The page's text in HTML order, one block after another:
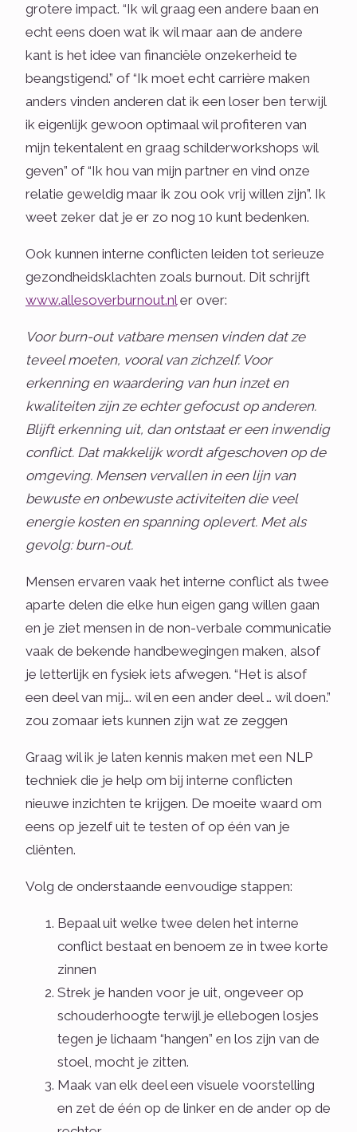
grotere impact. “Ik wil graag een andere baan en
echt eens doen wat ik wil maar aan de andere
kant is het idee van financiële onzekerheid te
beangstigend.” of “Ik moet echt carrière maken
anders vinden anderen dat ik een loser ben terwijl
ik eigenlijk gewoon optimaal wil profiteren van
mijn tekentalent en graag schilderworkshops wil
geven” of “Ik hou van mijn partner en vind onze
relatie geweldig maar ik zou ook vrij willen zijn”. Ik
weet zeker dat je er zo nog 10 kunt bedenken.
Ook kunnen interne conflicten leiden tot serieuze
gezondheidsklachten zoals burnout. Dit schrijft
www.allesoverburnout.nler over:
Voor burn-out vatbare mensen vinden dat ze
teveel moeten, vooral van zichzelf. Voor
erkenning en waardering van hun inzet en
kwaliteiten zijn ze echter gefocust op anderen.
Blijft erkenning uit, dan ontstaat er een inwendig
conflict. Dat makkelijk wordt afgeschoven op de
omgeving. Mensen vervallen in een lijn van
bewuste en onbewuste activiteiten die veel
energie kosten en spanning oplevert. Met als
gevolg: burn-out.
Mensen ervaren vaak het interne conflict als twee
aparte delen die elke hun eigen gang willen gaan
en je ziet mensen in de non-verbale communicatie
vaak de bekende handbewegingen maken, alsof
je letterlijk en fysiek iets afwegen. “Het is alsof
een deel van mij…. wil en een ander deel … wil doen.”
zou zomaar iets kunnen zijn wat ze zeggen
Graag wil ik je laten kennis maken met een NLP
techniek die je help om bij interne conflicten
nieuwe inzichten te krijgen. De moeite waard om
eens op jezelf uit te testen of op één van je
cliënten.
Volg de onderstaande eenvoudige stappen:
Bepaal uit welke twee delen het interne
conflict bestaat en benoem ze in twee korte
zinnen
Strek je handen voor je uit, ongeveer op
schouderhoogte terwijl je ellebogen losjes
tegen je lichaam “hangen” en los zijn van de
stoel, mocht je zitten.
Maak van elk deel een visuele voorstelling
en zet de één op de linker en de ander op de